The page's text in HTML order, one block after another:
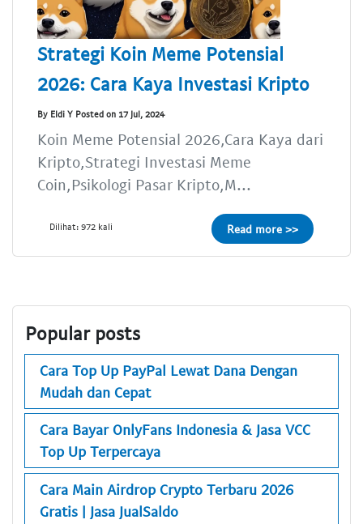
Strategi Koin Meme Potensial
2026: Cara Kaya Investasi Kripto
By Eldi Y Posted on 17 Jul, 2024
Koin Meme Potensial 2026,Cara Kaya dari
Kripto,Strategi Investasi Meme
Coin,Psikologi Pasar Kripto,M...
Dilihat: 972 kali Read more >>
Popular posts
Cara Top Up PayPal Lewat Dana Dengan
Mudah dan Cepat
Cara Bayar OnlyFans Indonesia & Jasa VCC
Top Up Terpercaya
Cara Main Airdrop Crypto Terbaru 2026
Gratis | Jasa JualSaldo